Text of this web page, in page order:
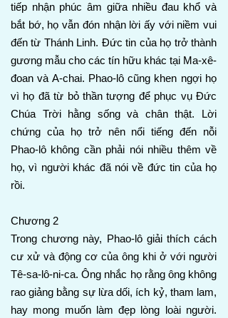
tiếp nhận phúc âm giữa nhiều đau khổ và
bắt bớ, họ vẫn đón nhận lời ấy với niềm vui
đến từ Thánh Linh. Đức tin của họ trở thành
gương mẫu cho các tín hữu khác tại Ma-xê-
đoan và A-chai. Phao-lô cũng khen ngợi họ
vì họ đã từ bỏ thần tượng để phục vụ Đức
Chúa Trời hằng sống và chân thật. Lời
chứng của họ trở nên nổi tiếng đến nỗi
Phao-lô không cần phải nói nhiều thêm về
họ, vì người khác đã nói về đức tin của họ
rồi.
Chương 2
Trong chương này, Phao-lô giải thích cách
cư xử và động cơ của ông khi ở với người
Tê-sa-lô-ni-ca. Ông nhắc họ rằng ông không
rao giảng bằng sự lừa dối, ích kỷ, tham lam,
hay mong muốn làm đẹp lòng loài người.